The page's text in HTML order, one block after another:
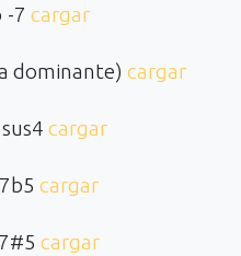
-7 cargar
dominante) cargar
cargar
cargar
cargar